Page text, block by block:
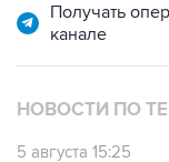
Получать
канале
НОВОСТИ ПО
5 августа 15:25